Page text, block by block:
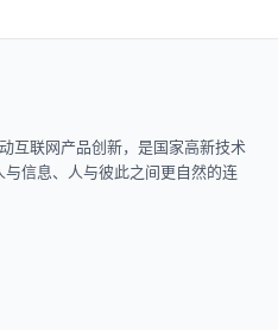
互联网产品创新，是国家高新技术
信息、人与彼此之间更自然的连